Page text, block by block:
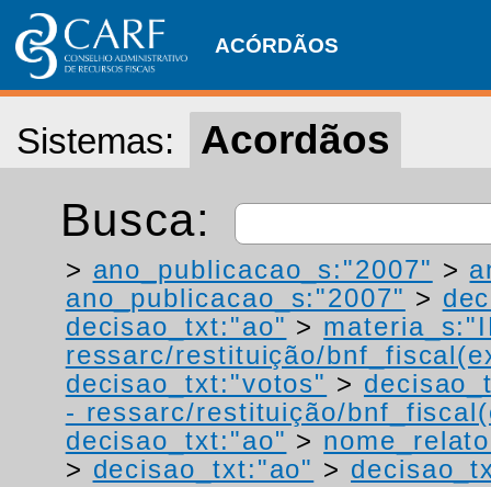
ACÓRDÃOS
Sistemas: Acordãos
Busca:
> ano_publicacao_s:"2007" >
ano_publicacao_s:"2007" >
decisao_txt:"ao" >
ressarc/restituição/
decisao_txt:"votos" >
- ressarc/restituição/
decisao_txt:"ao" >
> decisao_txt:"ao" >